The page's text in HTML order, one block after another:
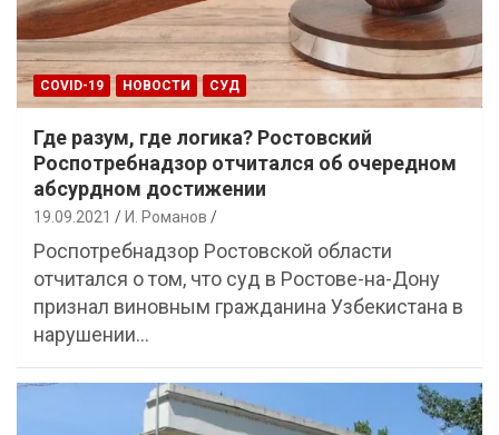
COVID-19 НОВОСТИ СУД
Где разум, где логика? Ростовский
Роспотребнадзор отчитался об очередном
абсурдном достижении
19.09.2021 И. Романов
Роспотребнадзор Ростовской области
отчитался о том, что суд в Ростове-на-Дону
признал виновным гражданина Узбекистана в
нарушении…